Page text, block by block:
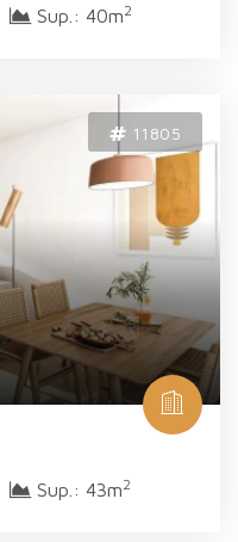
Sup.: 40m2
11805
Sup.: 43m2